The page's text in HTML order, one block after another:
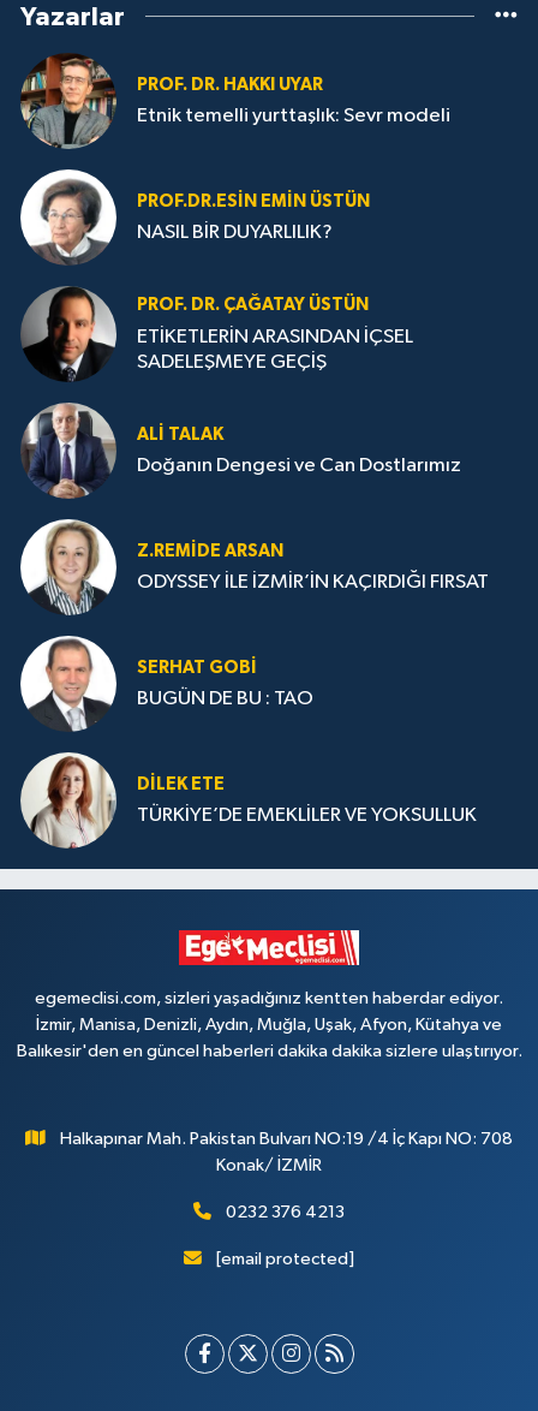
Yazarlar
PROF. DR. HAKKI UYAR
Etnik temelli yurttaşlık: Sevr modeli
PROF.DR.ESIN EMIN ÜSTÜN
NASIL BİR DUYARLILIK?
PROF. DR. ÇAĞATAY ÜSTÜN
ETİKETLERİN ARASINDAN İÇSEL
SADELEŞMEYE GEÇİŞ
ALI TALAK
Doğanın Dengesi ve Can Dostlarımız
Z.REMIDE ARSAN
ODYSSEY İLE İZMİR’İN KAÇIRDIĞI FIRSAT
SERHAT GOBİ
BUGÜN DE BU : TAO
DILEK ETE
TÜRKİYE’DE EMEKLİLER VE YOKSULLUK
egemeclisi.com, sizleri yaşadığınız kentten haberdar ediyor.
İzmir, Manisa, Denizli, Aydın, Muğla, Uşak, Afyon, Kütahya ve
Balıkesir'den en güncel haberleri dakika dakika sizlere ulaştırıyor.
Halkapınar Mah. Pakistan Bulvarı NO:19 /4 İç Kapı NO: 708
Konak/ İZMİR
0232 376 4213
[email protected]